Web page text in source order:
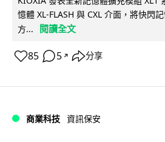
憶體 XL-FLASH 與 CXL 介面，將快閃
方...
閱讀全文
85 5 ↗ 分享
商業科技 資訊保安